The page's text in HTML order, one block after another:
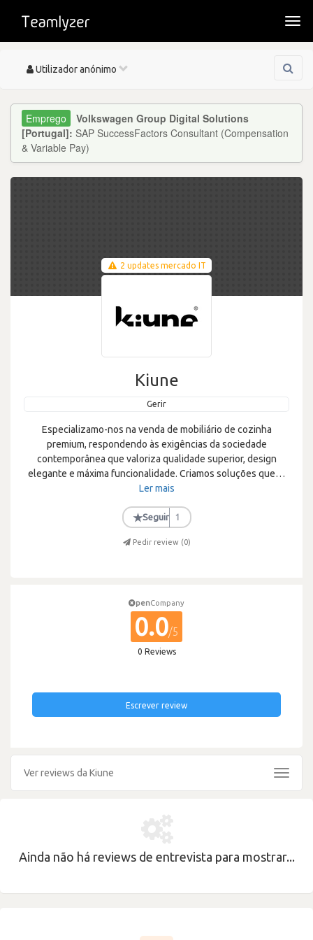
Toggle
Utilizador anónimo
Volkswagen Group Digital Solutions
[Portugal]: SAP SuccessFactors Consultant (Compensation
& Variable Pay)
2 updates mercado IT
Kiune
Gerir
Especializamo-nos na venda de mobiliário de cozinha
premium, respondendo às exigências da sociedade
contemporânea que valoriza qualidade superior, design
elegante e máxima funcionalidade. Criamos soluções que…
Ler mais
★Seguir 1
Pedir review (0)
penCompany
0.0/5
0 Reviews
Escrever review
Ver reviews da Kiune
Toggle
Ainda não há reviews de entrevista para mostrar...